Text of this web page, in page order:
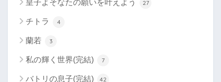
皇子よそなたの願いを叶えよう 27
チトラ 4
蘭若 3
私の輝く世界(完結) 7
バトリの息子(完結) 42